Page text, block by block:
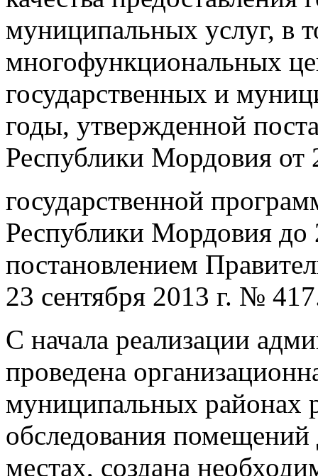
муниципальных услуг, в
многофункциональных
государственных и
годы, утвержденной
Республики Мордовия
государственной
Республики Мордовия до
постановлением
23 сентября 2013 г. №
С начала реализации
проведена
муниципальных районах
обследования
местах, создана